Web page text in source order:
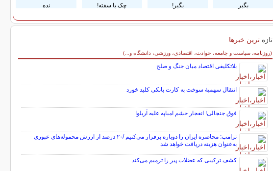
بگیر
بگیر!
چک یا سفته!
نده
تازه ترین خبرها
(روزنامه، سیاست و جامعه، حوادث، اقتصادی، ورزشی، دانشگاه و...)
سایر خبرهای داغ
بلاتکلیفی اقتصاد میان جنگ و صلح
انتقال سهمیهٔ سوخت به کارت بانکی کلید خورد
فوق جنجالی! انفجار خشم امباپه علیه آربلوا
ترامپ: محاصره ایران را دوباره برقرار می‌کنیم /۲۰ درصد از ارزش محموله‌های عبوری
به‌عنوان هزینه دریافت خواهد شد
کشف ترکیبی که عضلات پیر را ترمیم می‌کند